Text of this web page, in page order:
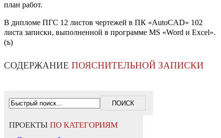
план работ.
В дипломе ПГС 12 листов чертежей в ПК «AutoCAD» 102
листа записки, выполненной в программе MS «Word и Excel».
(ъ)
СОДЕРЖАНИЕ ПОЯСНИТЕЛЬНОЙ ЗАПИСКИ
ПРОЕКТЫ ПО КАТЕГОРИЯМ